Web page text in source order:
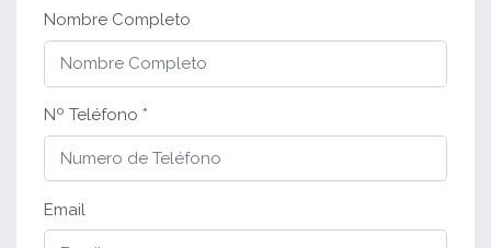
Nombre Completo
Nº Teléfono *
Email